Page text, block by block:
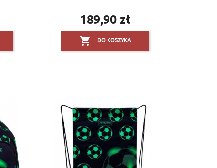
Cena
189,90 zł
 DO KOSZYKA